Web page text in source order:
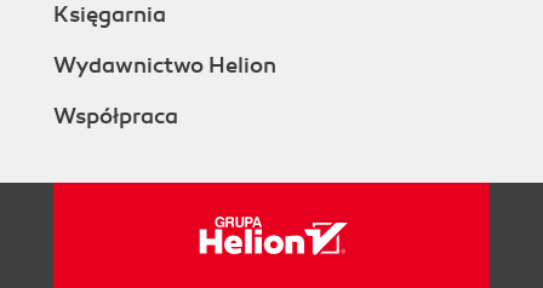
Księgarnia
Wydawnictwo Helion
Współpraca